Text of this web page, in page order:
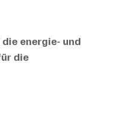
energie- und
die